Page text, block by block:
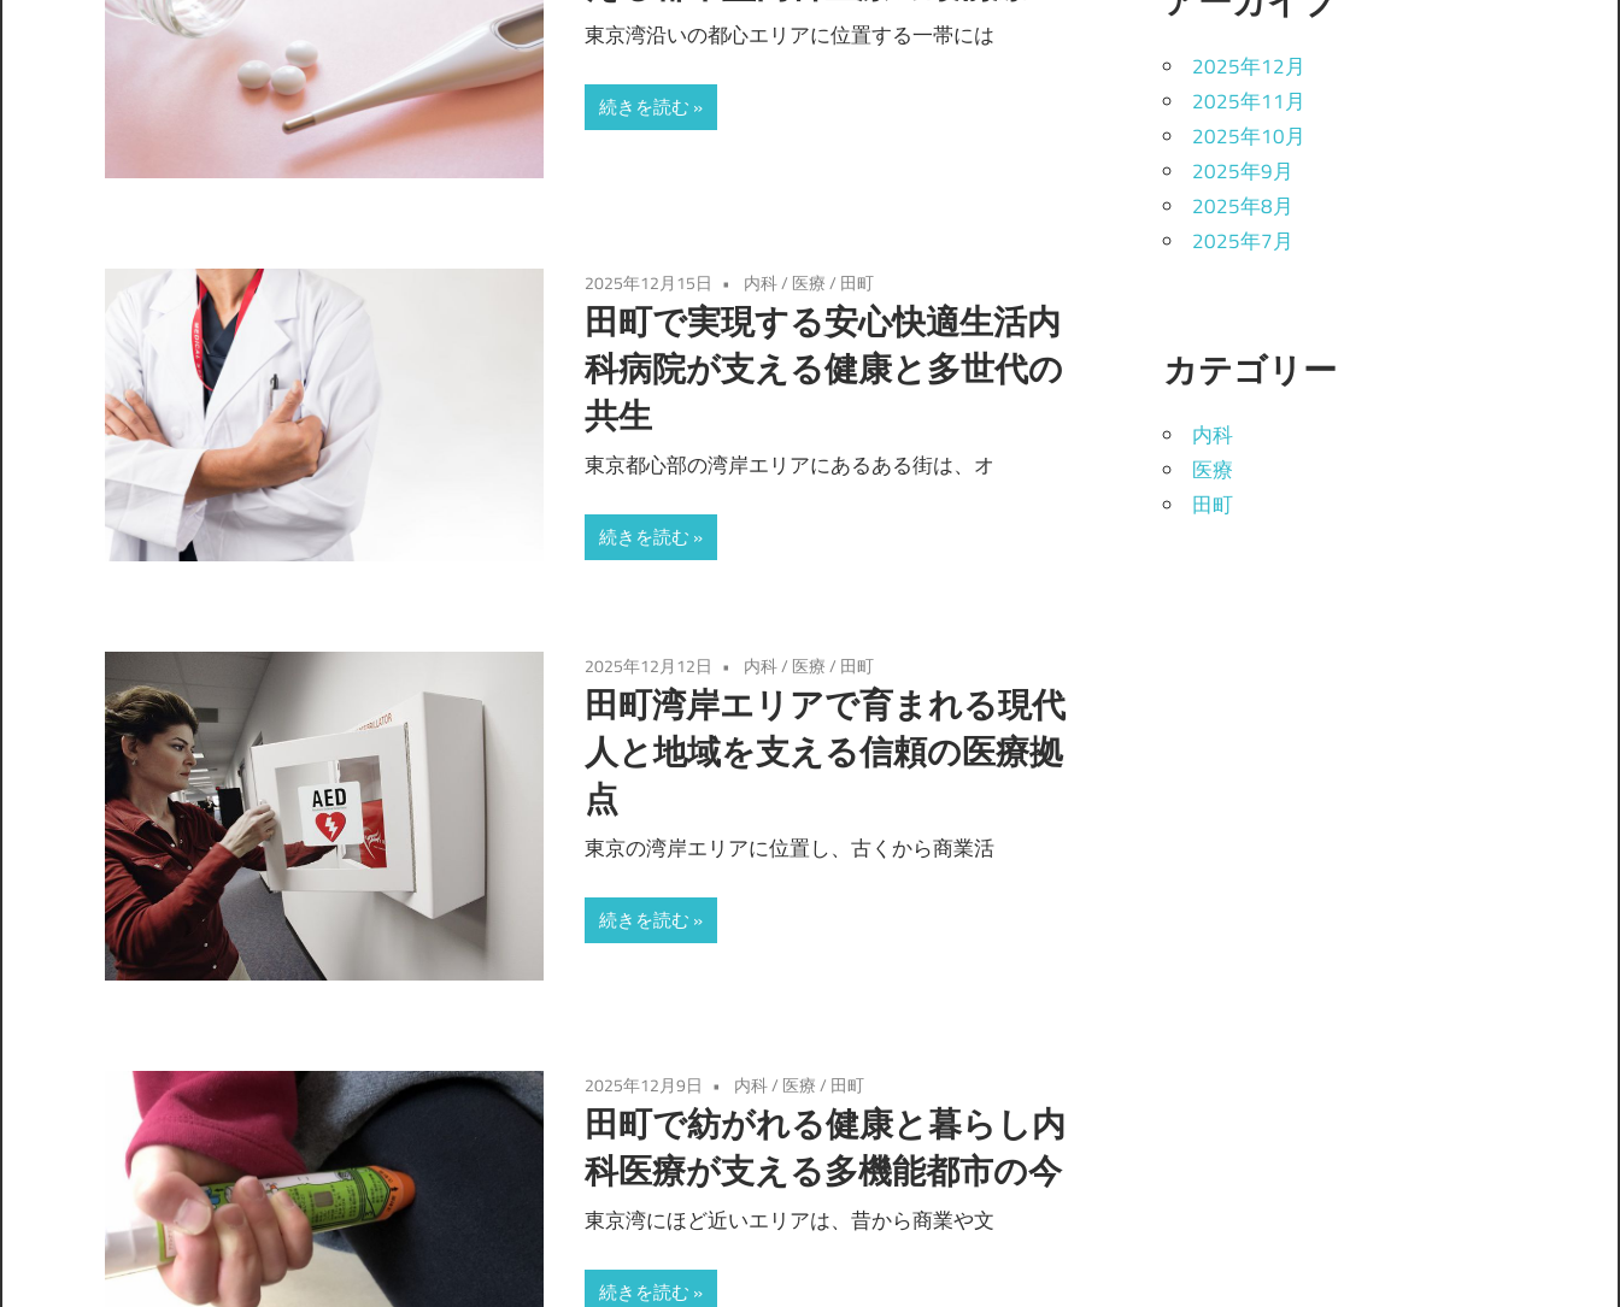
東京湾沿いの都心エリアに位置する一帯には
続きを読む
2025年12月15日 内科/ 医療/ 田町
田町で実現する安心快適生活内
科病院が支える健康と多世代の
共生
東京都心部の湾岸エリアにあるある街は、オ
続きを読む
2025年12月12日 内科/ 医療/ 田町
田町湾岸エリアで育まれる現代
人と地域を支える信頼の医療拠
点
東京の湾岸エリアに位置し、古くから商業活
続きを読む
2025年12月9日 内科/ 医療/ 田町
田町で紡がれる健康と暮らし内
科医療が支える多機能都市の今
東京湾にほど近いエリアは、昔から商業や文
続きを読む
2025年12月
2025年11月
2025年10月
2025年9月
2025年8月
2025年7月
カテゴリー
内科
医療
田町